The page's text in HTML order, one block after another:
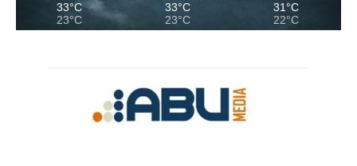
33°C
23°C
33°C
23°C
31°C
22°C